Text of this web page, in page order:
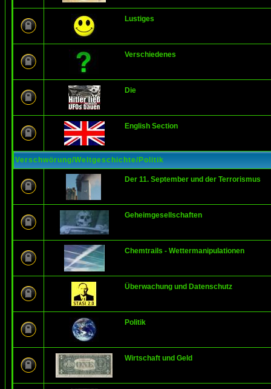
Lustiges
Verschiedenes
Die
English Section
Verschwörung/Weltgeschichte/Politik
Der 11. September und der Terrorismus
Geheimgesellschaften
Chemtrails - Wettermanipulationen
Überwachung und Datenschutz
Politik
Wirtschaft und Geld